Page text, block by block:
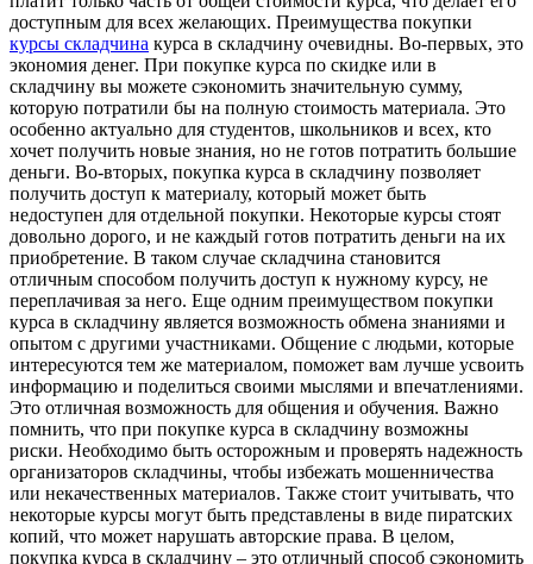
доступным для всех желающих. Преимущества покупки
курсы складчина курса в складчину очевидны. Во-первых, это
экономия денег. При покупке курса по скидке или в
складчину вы можете сэкономить значительную сумму,
которую потратили бы на полную стоимость материала. Это
особенно актуально для студентов, школьников и всех, кто
хочет получить новые знания, но не готов потратить большие
деньги. Во-вторых, покупка курса в складчину позволяет
получить доступ к материалу, который может быть
недоступен для отдельной покупки. Некоторые курсы стоят
довольно дорого, и не каждый готов потратить деньги на их
приобретение. В таком случае складчина становится
отличным способом получить доступ к нужному курсу, не
переплачивая за него. Еще одним преимуществом покупки
курса в складчину является возможность обмена знаниями и
опытом с другими участниками. Общение с людьми, которые
интересуются тем же материалом, поможет вам лучше усвоить
информацию и поделиться своими мыслями и впечатлениями.
Это отличная возможность для общения и обучения. Важно
помнить, что при покупке курса в складчину возможны
риски. Необходимо быть осторожным и проверять надежность
организаторов складчины, чтобы избежать мошенничества
или некачественных материалов. Также стоит учитывать, что
некоторые курсы могут быть представлены в виде пиратских
копий, что может нарушать авторские права. В целом,
покупка курса в складчину – это отличный способ сэкономить